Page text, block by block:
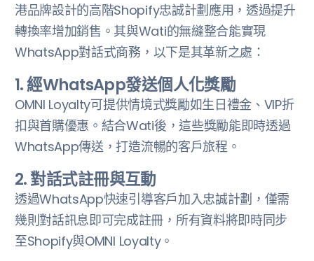
港品牌設計的高階Shopify忠誠計劃應用，透過提升
轉換率增加銷售。其與Wati的無縫整合能實現
WhatsApp對話式商務，以下是其革新之處：
1. 經WhatsApp發送個人化獎勵
OMNI Loyalty可提供情境式獎勵如生日禮金、VIP折
扣與首購優惠。結合Wati後，這些獎勵能即時透過
WhatsApp傳送，打造流暢的客戶旅程。
2. 對話式註冊與互動
透過WhatsApp快速引導客戶加入忠誠計劃，僅需
幾則對話訊息即可完成註冊，所有資料將即時同步
至Shopify與OMNI Loyalty。